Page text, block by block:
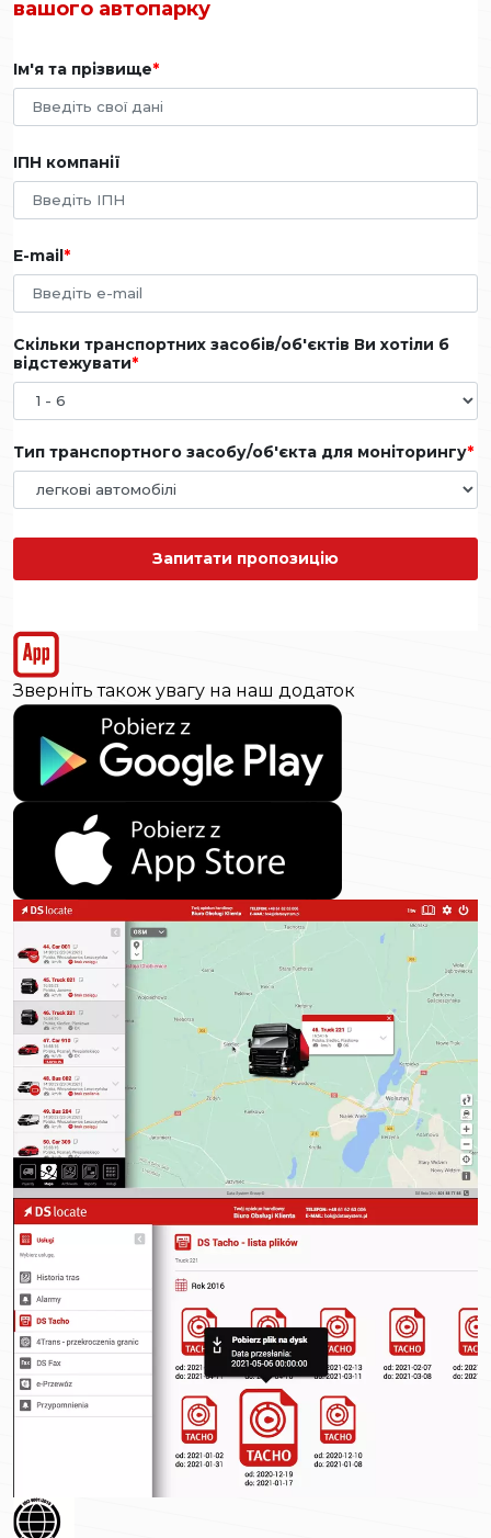
вашого автопарку
Ім'я та прізвище
ІПН компанії
E-mail
Скільки транспортних засобів/об'єктів Ви хотіли б
відстежувати
Тип транспортного засобу/об'єкта для моніторингу
Запитати пропозицію
Зверніть також увагу на наш додаток